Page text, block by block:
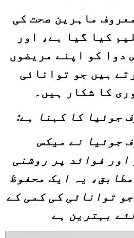
ماہرین صحت کی
کیا گیا ہے، اور
دوا کو اپنے مریضوں
ہیں جو توانائی
کا شکار ہیں۔
:
جوئیا کا کہنا ہے
جوئیا نے میکس
اور فوائد پر روشنی
مطابق، یہ ایک محفوظ
توانائی کی کمی کے
بہترین ہے